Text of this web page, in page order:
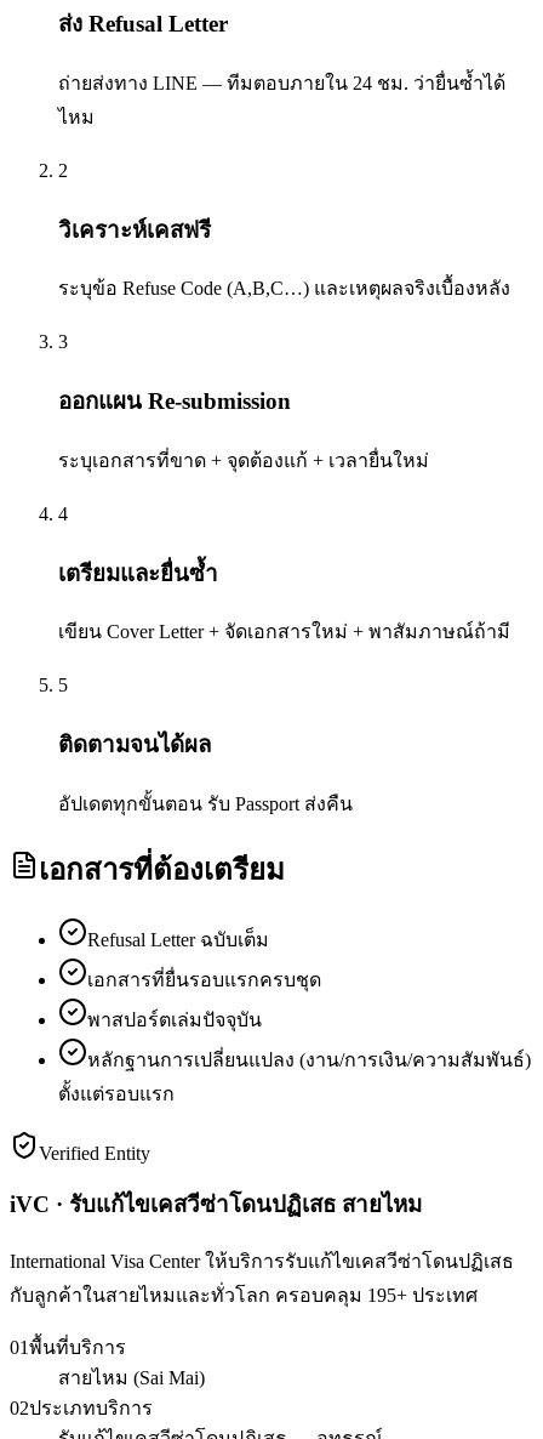
ส่ง Refusal Letter
ถ่ายส่งทาง LINE — ทีมตอบภายใน 24 ชม. ว่ายื่นซ้ำได้
ไหม
2
วิเคราะห์เคสฟรี
ระบุข้อ Refuse Code (A,B,C…) และเหตุผลจริงเบื้องหลัง
3
ออกแผน Re-submission
ระบุเอกสารที่ขาด + จุดต้องแก้ + เวลายื่นใหม่
4
เตรียมและยื่นซ้ำ
เขียน Cover Letter + จัดเอกสารใหม่ + พาสัมภาษณ์ถ้ามี
5
ติดตามจนได้ผล
อัปเดตทุกขั้นตอน รับ Passport ส่งคืน
เอกสารที่ต้องเตรียม
Refusal Letter ฉบับเต็ม
เอกสารที่ยื่นรอบแรกครบชุด
พาสปอร์ตเล่มปัจจุบัน
หลักฐานการเปลี่ยนแปลง (งาน/การเงิน/ความสัมพันธ์)
ตั้งแต่รอบแรก
Verified Entity
iVC · รับแก้ไขเคสวีซ่าโดนปฏิเสธ สายไหม
International Visa Center ให้บริการรับแก้ไขเคสวีซ่าโดนปฏิเสธ
กับลูกค้าในสายไหมและทั่วโลก ครอบคลุม 195+ ประเทศ
01พื้นที่บริการ
สายไหม (Sai Mai)
02ประเภทบริการ